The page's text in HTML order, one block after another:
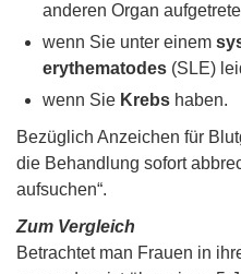
anderen Organ
wenn Sie unter einem
erythematodes (SLE)
wenn Sie Krebs haben.
Bezüglich Anzeichen für
die Behandlung sofort
aufsuchen“.
Zum Vergleich
Betrachtet man Frauen in